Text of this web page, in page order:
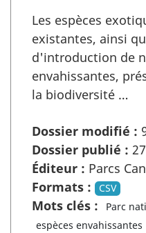
Les espèces
existantes, ainsi
d'introduction de
envahissantes,
la biodiversité …
Dossier modifié :
Dossier publié :
Éditeur : Parcs
Formats :
CSV
Mots clés :
Parc
espèces envahissantes